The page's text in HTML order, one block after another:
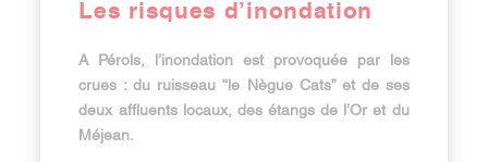
Les risques d’inondation
A Pérols, l’inondation est provoquée par les
crues : du ruisseau “le Nègue Cats” et de ses
deux affluents locaux, des étangs de l’Or et du
Méjean.